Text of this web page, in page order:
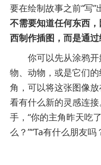
要在绘制故事之前“写”
不需要知道任何东西
西制作插图，而是通
你可以先从涂鸦开
物、动物，或是它们
角，可以将这张图像
看有什么新的灵感连
手，“你的主角昨天吃
么？”“Ta有什么朋友吗